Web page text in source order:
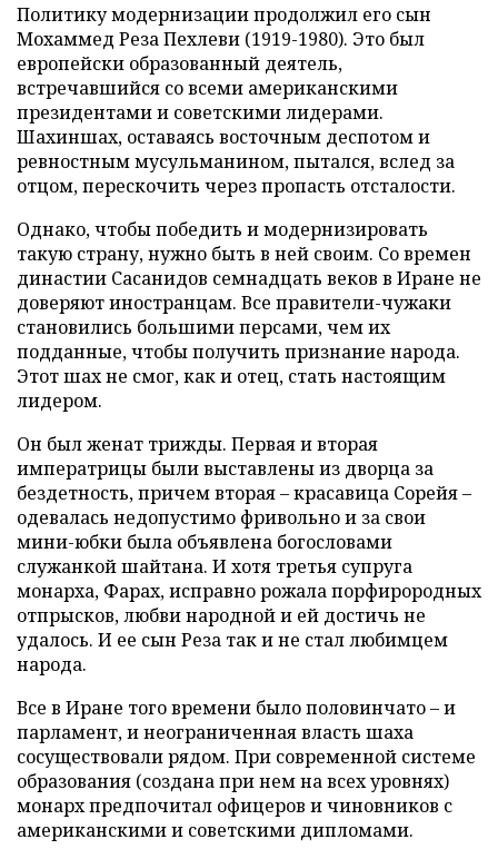
Политику модернизации продолжил его сын
Мохаммед Реза Пехлеви (1919-1980). Это был
европейски образованный деятель,
встречавшийся со всеми американскими
президентами и советскими лидерами.
Шахиншах, оставаясь восточным деспотом и
ревностным мусульманином, пытался, вслед за
отцом, перескочить через пропасть отсталости.
Однако, чтобы победить и модернизировать
такую страну, нужно быть в ней своим. Со времен
династии Сасанидов семнадцать веков в Иране не
доверяют иностранцам. Все правители-чужаки
становились большими персами, чем их
подданные, чтобы получить признание народа.
Этот шах не смог, как и отец, стать настоящим
лидером.
Он был женат трижды. Первая и вторая
императрицы были выставлены из дворца за
бездетность, причем вторая – красавица Сорейя –
одевалась недопустимо фривольно и за свои
мини-юбки была объявлена богословами
служанкой шайтана. И хотя третья супруга
монарха, Фарах, исправно рожала порфирородных
отпрысков, любви народной и ей достичь не
удалось. И ее сын Реза так и не стал любимцем
народа.
Все в Иране того времени было половинчато – и
парламент, и неограниченная власть шаха
сосуществовали рядом. При современной системе
образования (создана при нем на всех уровнях)
монарх предпочитал офицеров и чиновников с
американскими и советскими дипломами.